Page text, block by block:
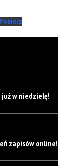
Pobierz
w niedzielę!
zapisów online!